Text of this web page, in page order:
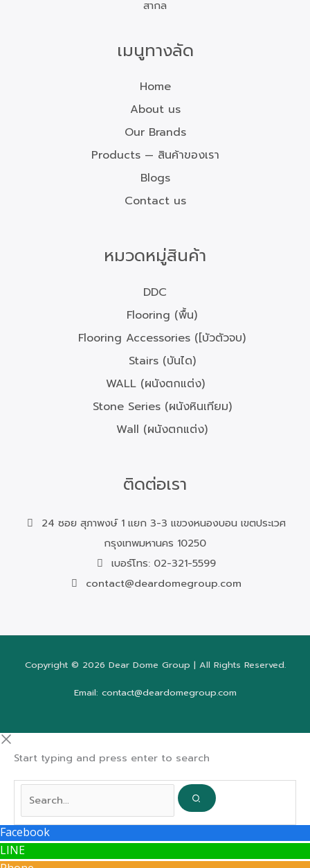
สากล
เมนูทางลัด
Home
About us
Our Brands
Products — สินค้าของเรา
Blogs
Contact us
หมวดหมู่สินค้า
DDC
Flooring (พื้น)
Flooring Accessories ([บัวตัวจบ)
Stairs (บันได)
WALL (ผนังตกแต่ง)
Stone Series (ผนังหินเทียม)
Wall (ผนังตกแต่ง)
ติดต่อเรา
24 ซอย สุภาพงษ์ 1 แยก 3-3 แขวงหนองบอน เขตประเวศ
กรุงเทพมหานคร 10250
เบอร์โทร: 02-321-5599
contact@deardomegroup.com
Copyright © 2026 Dear Dome Group | All Rights Reserved.
Email: contact@deardomegroup.com
Start typing and press enter to search
Facebook
LINE